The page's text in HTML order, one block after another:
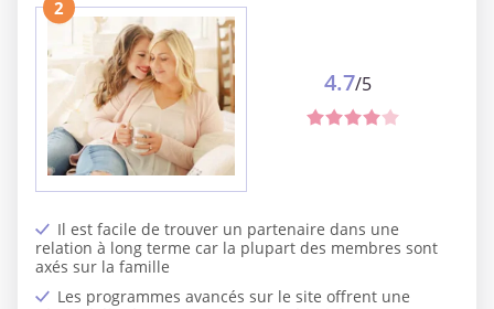
2
Il est facile de trouver un partenaire dans une
relation à long terme car la plupart des membres sont
axés sur la famille
Les programmes avancés sur le site offrent une
4.7/5